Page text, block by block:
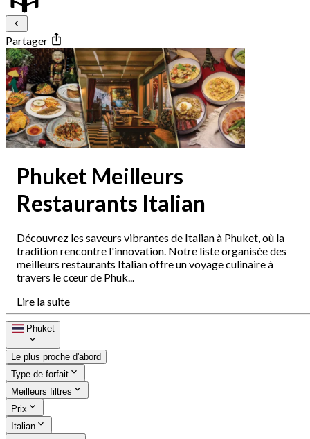
Partager
Phuket Meilleurs
Restaurants Italian
Découvrez les saveurs vibrantes de Italian à Phuket, où la
tradition rencontre l'innovation. Notre liste organisée des
meilleurs restaurants Italian offre un voyage culinaire à
travers le cœur de Phuk...
Lire la suite
Phuket
Le plus proche d'abord
Type de forfait
Meilleurs filtres
Prix
Italian